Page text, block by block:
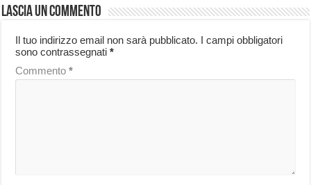
Lascia un commento
Il tuo indirizzo email non sarà pubblicato. I campi obbligatori
sono contrassegnati*
Commento*